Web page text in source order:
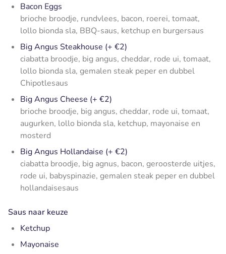
Bacon Eggs
brioche broodje, rundvlees, bacon, roerei, tomaat,
lollo bionda sla, BBQ-saus, ketchup en burgersaus
Big Angus Steakhouse (+ €2)
ciabatta broodje, big angus, cheddar, rode ui, tomaat,
lollo bionda sla, gemalen steak peper en dubbel
Chipotlesaus
Big Angus Cheese (+ €2)
brioche broodje, big angus, cheddar, rode ui, tomaat,
augurken, lollo bionda sla, ketchup, mayonaise en
mosterd
Big Angus Hollandaise (+ €2)
ciabatta broodje, big agnus, bacon, geroosterde uitjes,
rode ui, babyspinazie, gemalen steak peper en dubbel
hollandaisesaus
Saus naar keuze
Ketchup
Mayonaise